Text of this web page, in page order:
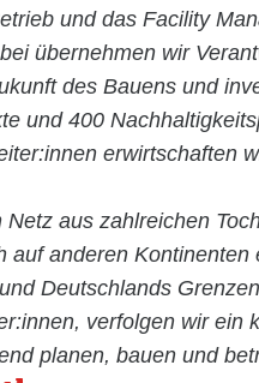
und das Facility
übernehmen wir
des Bauens und
und 400
erwirtschaften
aus zahlreichen
auf anderen
Deutschlands
verfolgen wir ein
planen, bauen und